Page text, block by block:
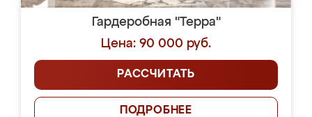
Гардеробная "Терра"
Цена: 90 000 руб.
РАССЧИТАТЬ
ПОДРОБНЕЕ